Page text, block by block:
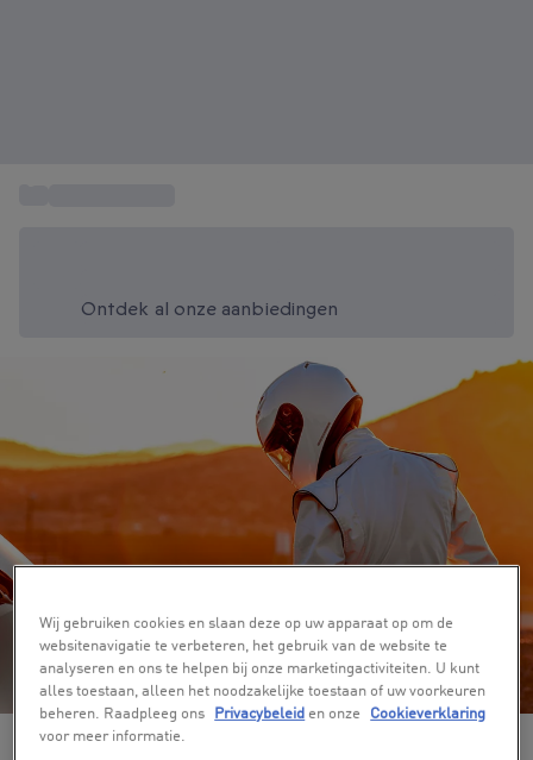
Ontdek al onze aanbiedingen
Wij gebruiken cookies en slaan deze op uw apparaat op om de
websitenavigatie te verbeteren, het gebruik van de website te
analyseren en ons te helpen bij onze marketingactiviteiten. U kunt
alles toestaan, alleen het noodzakelijke toestaan of uw voorkeuren
beheren. Raadpleeg ons
Privacybeleid en onze
Cookieverklaring
voor meer informatie.